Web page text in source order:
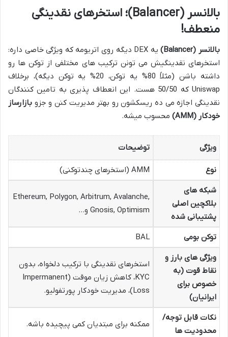
بالانسر (Balancer)؛ استخرهای نقدینگی
منعطف!
بالانسر (Balancer)
یه DEX دیگه روی اتریومه که ویژگی خاصی داره:
استخرهای نقدینگیش می تونن ترکیب های مختلفی از توکن ها رو
داشته باشن (مثلاً 80% یه توکن، 20% یه توکن دیگه)، برخلاف
Uniswap که 50/50 هست. این انعطاف پذیری به تامین کنندگان
نقدینگی اجازه می ده ریسکشون رو بهتر مدیریت کنن و جزو بازارساز
خودکار (AMM)
محسوب میشه.
ویژگی توضیحات
نوع
AMM (استخرهای چندتوکنی)
شبکه های
بلاکچین اصلی
پشتیبانی شده
Ethereum, Polygon, Arbitrum, Avalanche,
Gnosis, Optimism و…
توکن بومی
BAL
ویژگی های بارز و
نقاط قوت (به
خصوص برای
ایرانیان)
استخرهای نقدینگی با ترکیب دلخواه، بدون
KYC، کاهش زیان موقت (Impermanent
Loss)، مدیریت خودکار پورتفولیو.
نکات قابل توجه/
محدودیت ها
ممکنه برای مبتدیان کمی پیچیده باشه.